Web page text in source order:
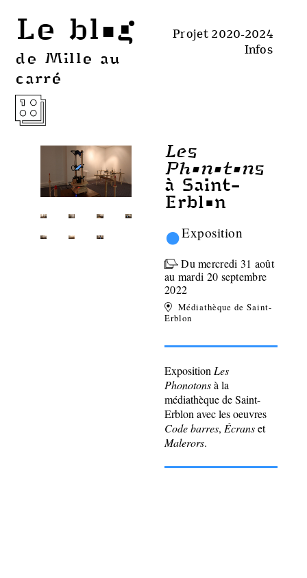
Le blog
de Mille au
carré
Projet 2020-2024
Infos
Les
Phonotons
à Saint-
Erblon
• Exposition
Du mercredi 31 août
au mardi 20 septembre
2022
Médiathèque de Saint-
Erblon
ExpositionLes
Phonotonsà la
médiathèque de Saint-
Erblon avec les oeuvres
Code barres, Écranset
Malerors.